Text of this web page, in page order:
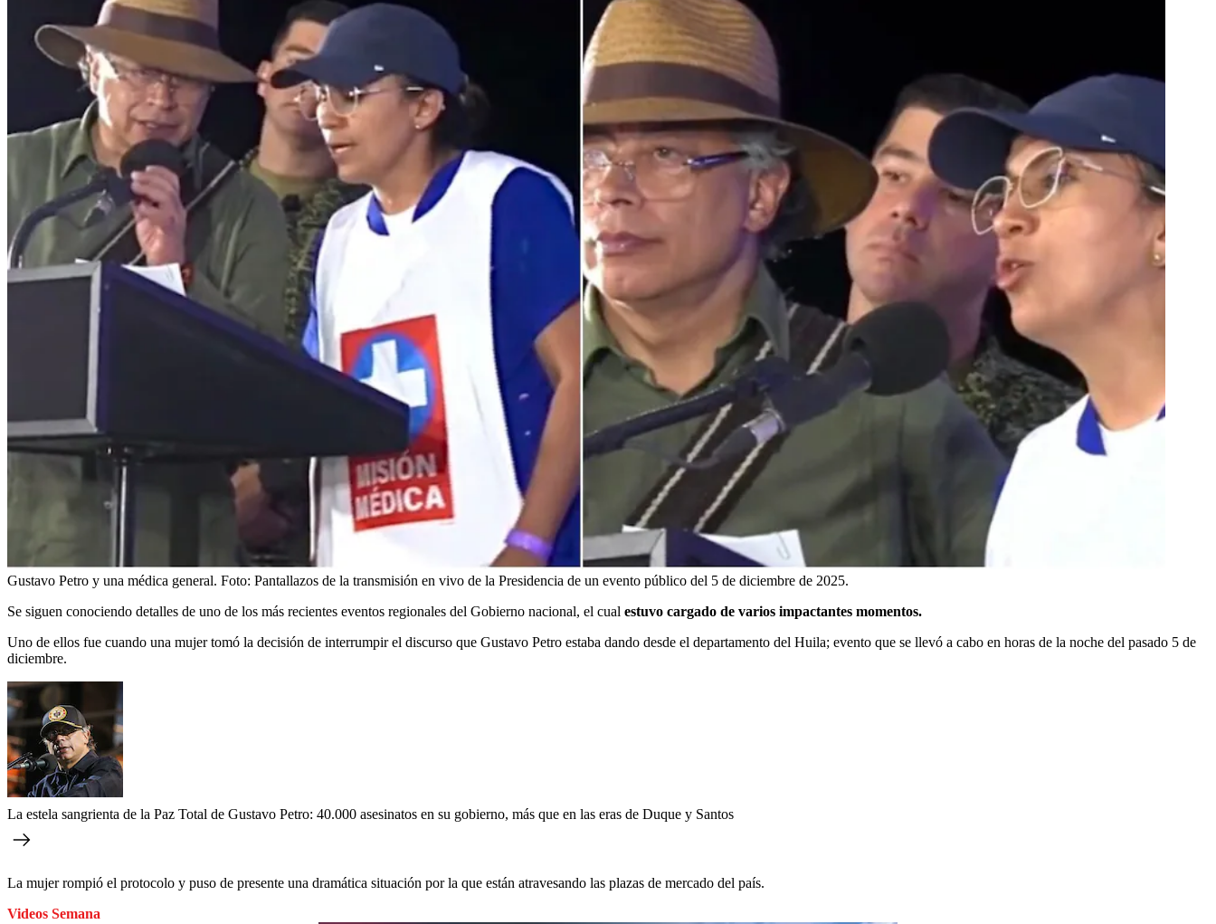
Gustavo Petro y una médica general. Foto: Pantallazos de la transmisión en vivo de la Presidencia de un evento público del 5 de diciembre de 2025.
Se siguen conociendo detalles de uno de los más recientes eventos regionales del Gobierno nacional, el cual estuvo cargado de varios impactantes momentos.
Uno de ellos fue cuando una mujer tomó la decisión de interrumpir el discurso que Gustavo Petro estaba dando desde el departamento del Huila; evento que se llevó a cabo en horas de la noche del pasado 5 de
diciembre.
La estela sangrienta de la Paz Total de Gustavo Petro: 40.000 asesinatos en su gobierno, más que en las eras de Duque y Santos
La mujer rompió el protocolo y puso de presente una dramática situación por la que están atravesando las plazas de mercado del país.
Videos Semana